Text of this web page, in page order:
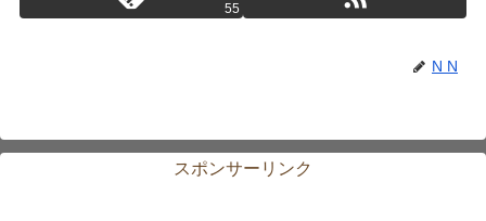
55
N N
スポンサーリンク